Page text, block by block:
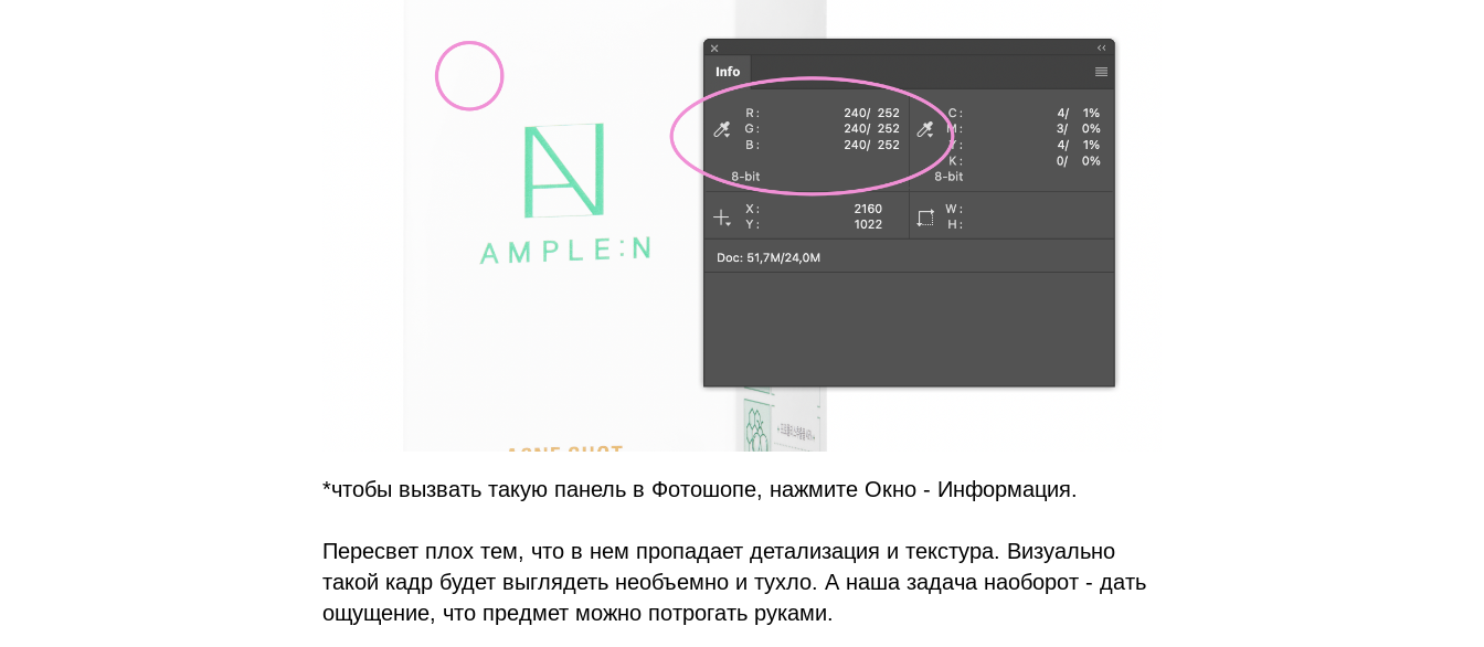
*чтобы вызвать такую панель в Фотошопе, нажмите Окно - Информация.
Пересвет плох тем, что в нем пропадает детализация и текстура. Визуально
такой кадр будет выглядеть необъемно и тухло. А наша задача наоборот - дать
ощущение, что предмет можно потрогать руками.